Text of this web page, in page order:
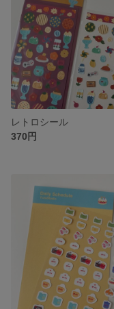
レトロシール
370円